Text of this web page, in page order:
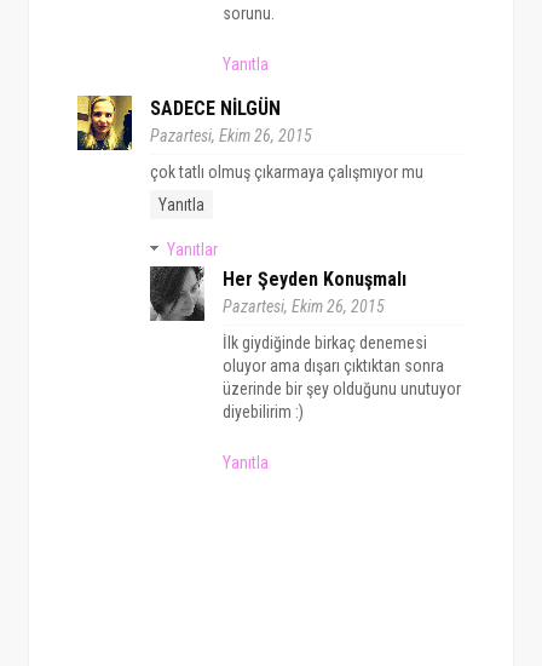
sorunu.
Yanıtla
SADECE NİLGÜN
Pazartesi, Ekim 26, 2015
çok tatlı olmuş çıkarmaya çalışmıyor mu
Yanıtla
Yanıtlar
Her Şeyden Konuşmalı
Pazartesi, Ekim 26, 2015
İlk giydiğinde birkaç denemesi
oluyor ama dışarı çıktıktan sonra
üzerinde bir şey olduğunu unutuyor
diyebilirim :)
Yanıtla